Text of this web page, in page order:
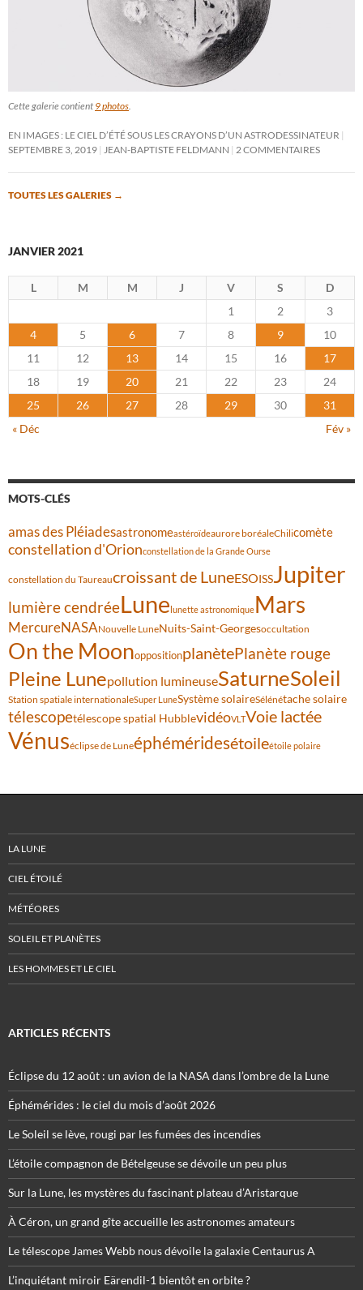
Cette galerie contient 9 photos
EN IMAGES : LE CIEL D’ÉTÉ SOUS LES CRAYONS D’UN ASTRODESSINATEUR
SEPTEMBRE 3, 2019
JEAN-BAPTISTE FELDMANN 2 COMMENTAIRES
TOUTES LES GALERIES →
JANVIER 2021
L M M J V S
D
1
2
3
4
5 6 7 8 9
10
11
12 13 14 15 16
17
18
19 20 21 22 23
24
25
26 27 28 29 30
31
« Déc
Fév »
MOTS-CLÉS
amas des Pléiadesastronomeastéroïdeaurore boréaleChilicomète
constellation d'Orionconstellation de la Grande Ourse
constellation du Taureaucroissant de LuneESOISSJupiter
lumière cendréeLunelunette astronomiqueMars
MercureNASANouvelle LuneNuits-Saint-Georgesoccultation
On the MoonoppositionplanètePlanète rouge
Pleine Lunepollution lumineuseSaturneSoleil
Station spatiale internationaleSuper LuneSystème solaireSélénétache solaire
télescopetélescope spatial HubblevidéoVLTVoie lactée
Vénuséclipse de Luneéphéméridesétoileétoile polaire
LA LUNE
CIEL ÉTOILÉ
MÉTÉORES
SOLEIL ET PLANÈTES
LES HOMMES ET LE CIEL
ARTICLES RÉCENTS
Éclipse du 12 août : un avion de la NASA dans l’ombre de la Lune
Éphémérides : le ciel du mois d’août 2026
Le Soleil se lève, rougi par les fumées des incendies
L’étoile compagnon de Bételgeuse se dévoile un peu plus
Sur la Lune, les mystères du fascinant plateau d’Aristarque
À Céron, un grand gîte accueille les astronomes amateurs
Le télescope James Webb nous dévoile la galaxie Centaurus A
L’inquiétant miroir Eärendil-1 bientôt en orbite ?